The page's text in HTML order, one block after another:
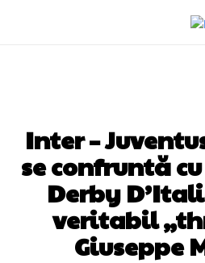
Inter –
se confruntă
Derby
veritabil
Giuseppe